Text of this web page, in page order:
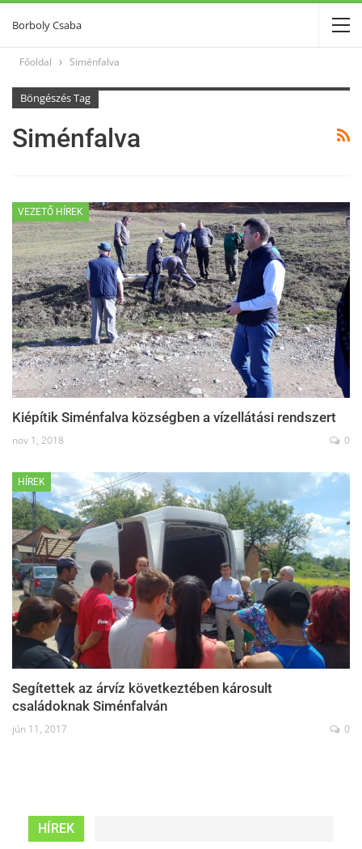
Borboly Csaba
Főoldal Siménfalva
Böngészés Tag
Siménfalva
VEZETŐ HÍREK
Kiépítik Siménfalva községben a vízellátási rendszert
nov 1, 2018 0
HÍREK
Segítettek az árvíz következtében károsult
családoknak Siménfalván
jún 11, 2017 0
HÍREK